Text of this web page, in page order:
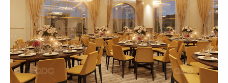
61
ASANOHA
CN Vincom Đồng Khởi, Quận 1
62
THE STREET
CN Nguyễn Thái Học